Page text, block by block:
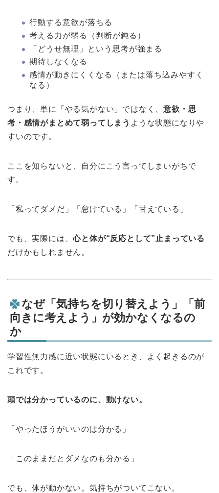
行動する意欲が落ちる
考える力が弱る（判断が鈍る）
「どうせ無理」という思考が強まる
期待しなくなる
感情が動きにくくなる（または落ち込みやすく
なる）
つまり、単に「やる気がない」ではなく、意欲・思
考・感情がまとめて弱ってしまう ような状態になりや
すいのです。
ここを知らないと、自分にこう言ってしまいがちで
す。
「私ってダメだ」「怠けている」「甘えている」
でも、実際には、心と体が“反応として”止まっている
だけかもしれません。
なぜ「気持ちを切り替えよう」「前
向きに考えよう」が効かなくなるの
か
学習性無力感に近い状態にいるとき、よく起きるのが
これです。
頭では分かっているのに、動けない。
「やったほうがいいのは分かる」
「このままだとダメなのも分かる」
でも、体が動かない。気持ちがついてこない。